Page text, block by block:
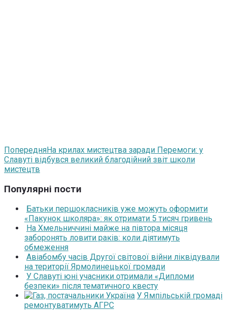
ПопередняНа крилах мистецтва заради Перемоги: у
Славуті відбувся великий благодійний звіт школи
мистецтв
Популярні пости
Батьки першокласників уже можуть оформити
«Пакунок школяра»: як отримати 5 тисяч гривень
На Хмельниччині майже на півтора місяця
заборонять ловити раків: коли діятимуть
обмеження
Авіабомбу часів Другої світової війни ліквідували
на території Ярмолинецької громади
У Славуті юні учасники отримали «Дипломи
безпеки» після тематичного квесту
У Ямпільській громаді
ремонтуватимуть АГРС